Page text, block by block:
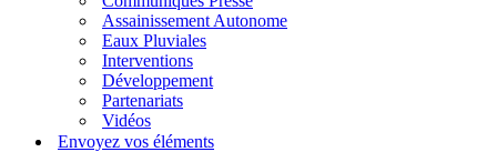
Assainissement Autonome
Eaux Pluviales
Interventions
Développement
Partenariats
Vidéos
Envoyez vos éléments